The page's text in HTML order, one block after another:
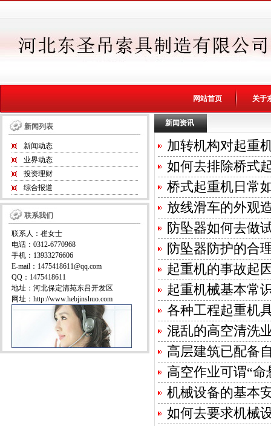
关于
网站首页
新闻列表
新闻动态
业界动态
投资理财
综合报道
联系我们
联系人：崔女士
电话：0312-6770968
手机：13933276606
E-mail：1475418611@qq.com
QQ：1475418611
地址：河北保定清苑东吕开发区
网址：http://www.hebjinshuo.com
新闻资讯
加转机构对起重
如何去排除桥式
桥式起重机日常
放线滑车的外观
防坠器如何去做
防坠器防护的合
起重机的事故起
起重机械基本常
各种工程起重机
混乱的高空清洗
高层建筑已配备
高空作业可谓“命
机械设备的基本
如何去要求机械